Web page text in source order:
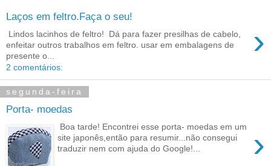
Laços em feltro.Faça o seu!
›
Lindos lacinhos de feltro! Dá para fazer presilhas de cabelo,
enfeitar outros trabalhos em feltro. usar em embalagens de
presente o...
2 comentários:
segunda-feira
Porta- moedas
›
Boa tarde! Encontrei esse porta- moedas em um
site japonês,então para resumir...não consegui
traduzir nem com ajuda do Google!...